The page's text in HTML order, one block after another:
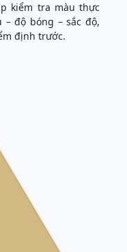
kiểm tra màu thực
độ bóng – sắc độ,
định trước.